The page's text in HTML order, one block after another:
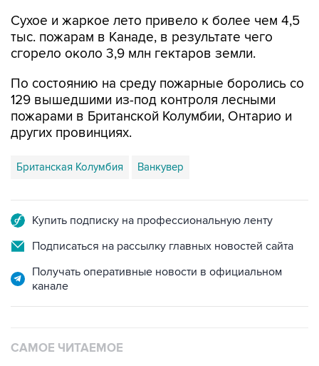
Сухое и жаркое лето привело к более чем 4,5
тыс. пожарам в Канаде, в результате чего
сгорело около 3,9 млн гектаров земли.
По состоянию на среду пожарные боролись со
129 вышедшими из-под контроля лесными
пожарами в Британской Колумбии, Онтарио и
других провинциях.
Британская Колумбия Ванкувер
Купить подписку на профессиональную ленту
Подписаться на рассылку главных новостей сайта
Получать оперативные новости в официальном
канале
САМОЕ ЧИТАЕМОЕ